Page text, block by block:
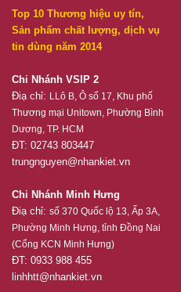
Top 10 Thương hiệu uy tín,
Sản phẩm chất lượng, dịch vụ
tin dùng năm 2014
Chi Nhánh VSIP 2
Điạ chỉ: LLô B, Ô số 17, Khu phố
Thương mại Unitown, Phường Bình
Dương, TP. HCM
ĐT: 02743 803447
trungnguyen@nhankiet.vn
Chi Nhánh Minh Hưng
Điạ chỉ: số 370 Quốc lộ 13, Ấp 3A,
Phường Minh Hưng, tỉnh Đồng Nai
(Cổng KCN Minh Hưng)
ĐT: 0933 988 455
linhhtt@nhankiet.vn